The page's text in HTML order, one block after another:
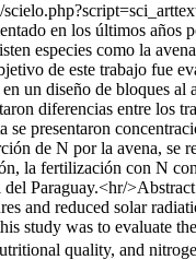
en los últimos años
especies como la
de este trabajo fue
un diseño de bloques
diferencias entre los
presentaron
de N por la avena, se
la fertilización con N
Paraguay.<hr/
reduced solar
study was to evaluate
quality, and